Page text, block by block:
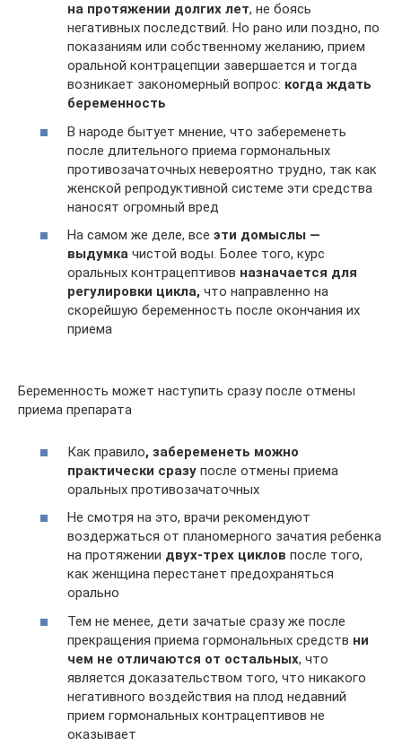
на протяжении долгих лет, не боясь
негативных последствий. Но рано или поздно, по
показаниям или собственному желанию, прием
оральной контрацепции завершается и тогда
возникает закономерный вопрос: когда ждать
беременность
В народе бытует мнение, что забеременеть
после длительного приема гормональных
противозачаточных невероятно трудно, так как
женской репродуктивной системе эти средства
наносят огромный вред
На самом же деле, все эти домыслы —
выдумка чистой воды. Более того, курс
оральных контрацептивов назначается для
регулировки цикла, что направленно на
скорейшую беременность после окончания их
приема
Беременность может наступить сразу после отмены
приема препарата
Как правило, забеременеть можно
практически сразу после отмены приема
оральных противозачаточных
Не смотря на это, врачи рекомендуют
воздержаться от планомерного зачатия ребенка
на протяжении двух-трех циклов после того,
как женщина перестанет предохраняться
орально
Тем не менее, дети зачатые сразу же после
прекращения приема гормональных средств ни
чем не отличаются от остальных, что
является доказательством того, что никакого
негативного воздействия на плод недавний
прием гормональных контрацептивов не
оказывает